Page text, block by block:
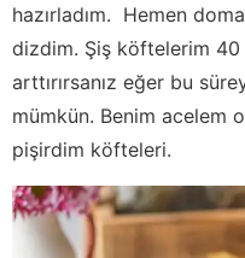
hazırladım. Hemen
dizdim. Şiş köftelerim 40
arttırırsanız eğer bu
mümkün. Benim acelem
pişirdim köfteleri.